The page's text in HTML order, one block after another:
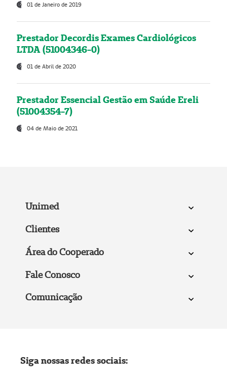
01 de Janeiro de 2019
Prestador Decordis Exames Cardiológicos
LTDA (51004346-0)
01 de Abril de 2020
Prestador Essencial Gestão em Saúde Ereli
(51004354-7)
04 de Maio de 2021
Unimed
Clientes
Área do Cooperado
Fale Conosco
Comunicação
Siga nossas redes sociais: